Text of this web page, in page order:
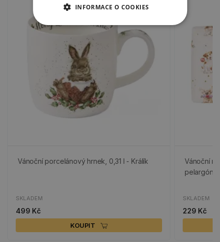
Vánoční porcelánový hrnek, 0,31 l - Králík
SKLADEM
499 Kč
KOUPIT
Vánoční
pelargónie
SKLADEM
229 Kč
INFORMACE O COOKIES